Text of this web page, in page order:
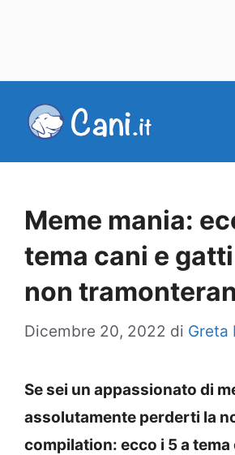
Meme mania:
tema cani e
non
Dicembre 20, 2022 di Greta
Se sei un appassionato di
assolutamente perderti la
compilation: ecco i 5 a tema